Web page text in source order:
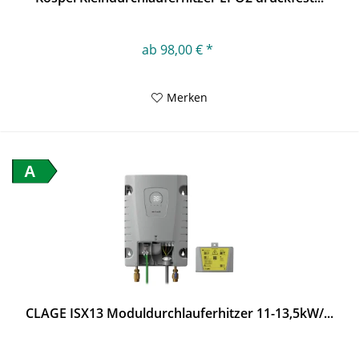
ab 98,00 € *
Merken
A
CLAGE ISX13 Moduldurchlauferhitzer 11-13,5kW/...